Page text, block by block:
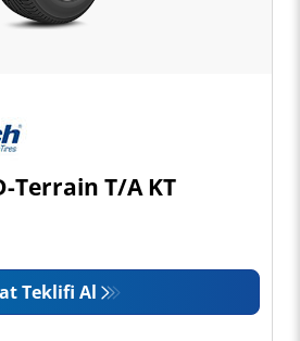
Terrain T/A KT
Teklifi Al